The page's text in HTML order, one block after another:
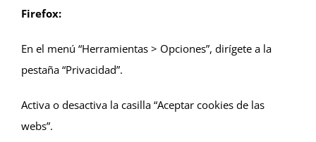
Firefox:
En el menú “Herramientas > Opciones”, dirígete a la
pestaña “Privacidad”.
Activa o desactiva la casilla “Aceptar cookies de las
webs”.